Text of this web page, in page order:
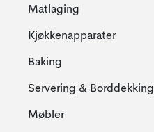
Matlaging
Kjøkkenapparater
Baking
Servering & Borddekking
Møbler